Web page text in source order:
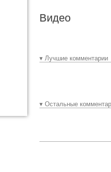
Видео
▾ Лучшие комментарии
▾ Остальные